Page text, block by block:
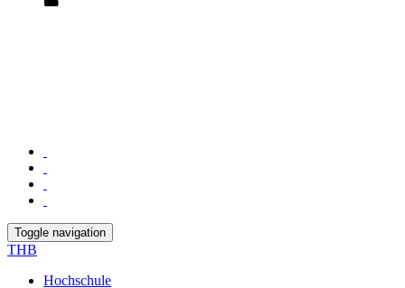
Toggle navigation
THB
Hochschule